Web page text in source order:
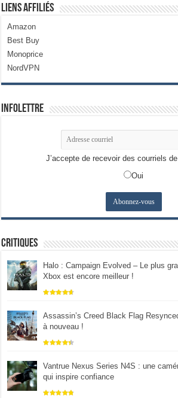
Liens Affiliés
Amazon
Best Buy
Monoprice
NordVPN
Infolettre
J’accepte de recevoir des courriels
Oui
Critiques
Halo : Campaign Evolved – Le plus
Xbox est encore meilleur !
Assassin’s Creed Black Flag
à nouveau !
Vantrue Nexus Series N4S : une
qui inspire confiance